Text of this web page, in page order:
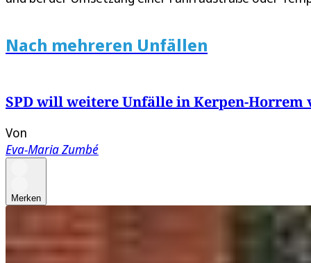
Nach mehreren Unfällen
SPD will weitere Unfälle in Kerpen-
Von
Eva-Maria Zumbé
Merken